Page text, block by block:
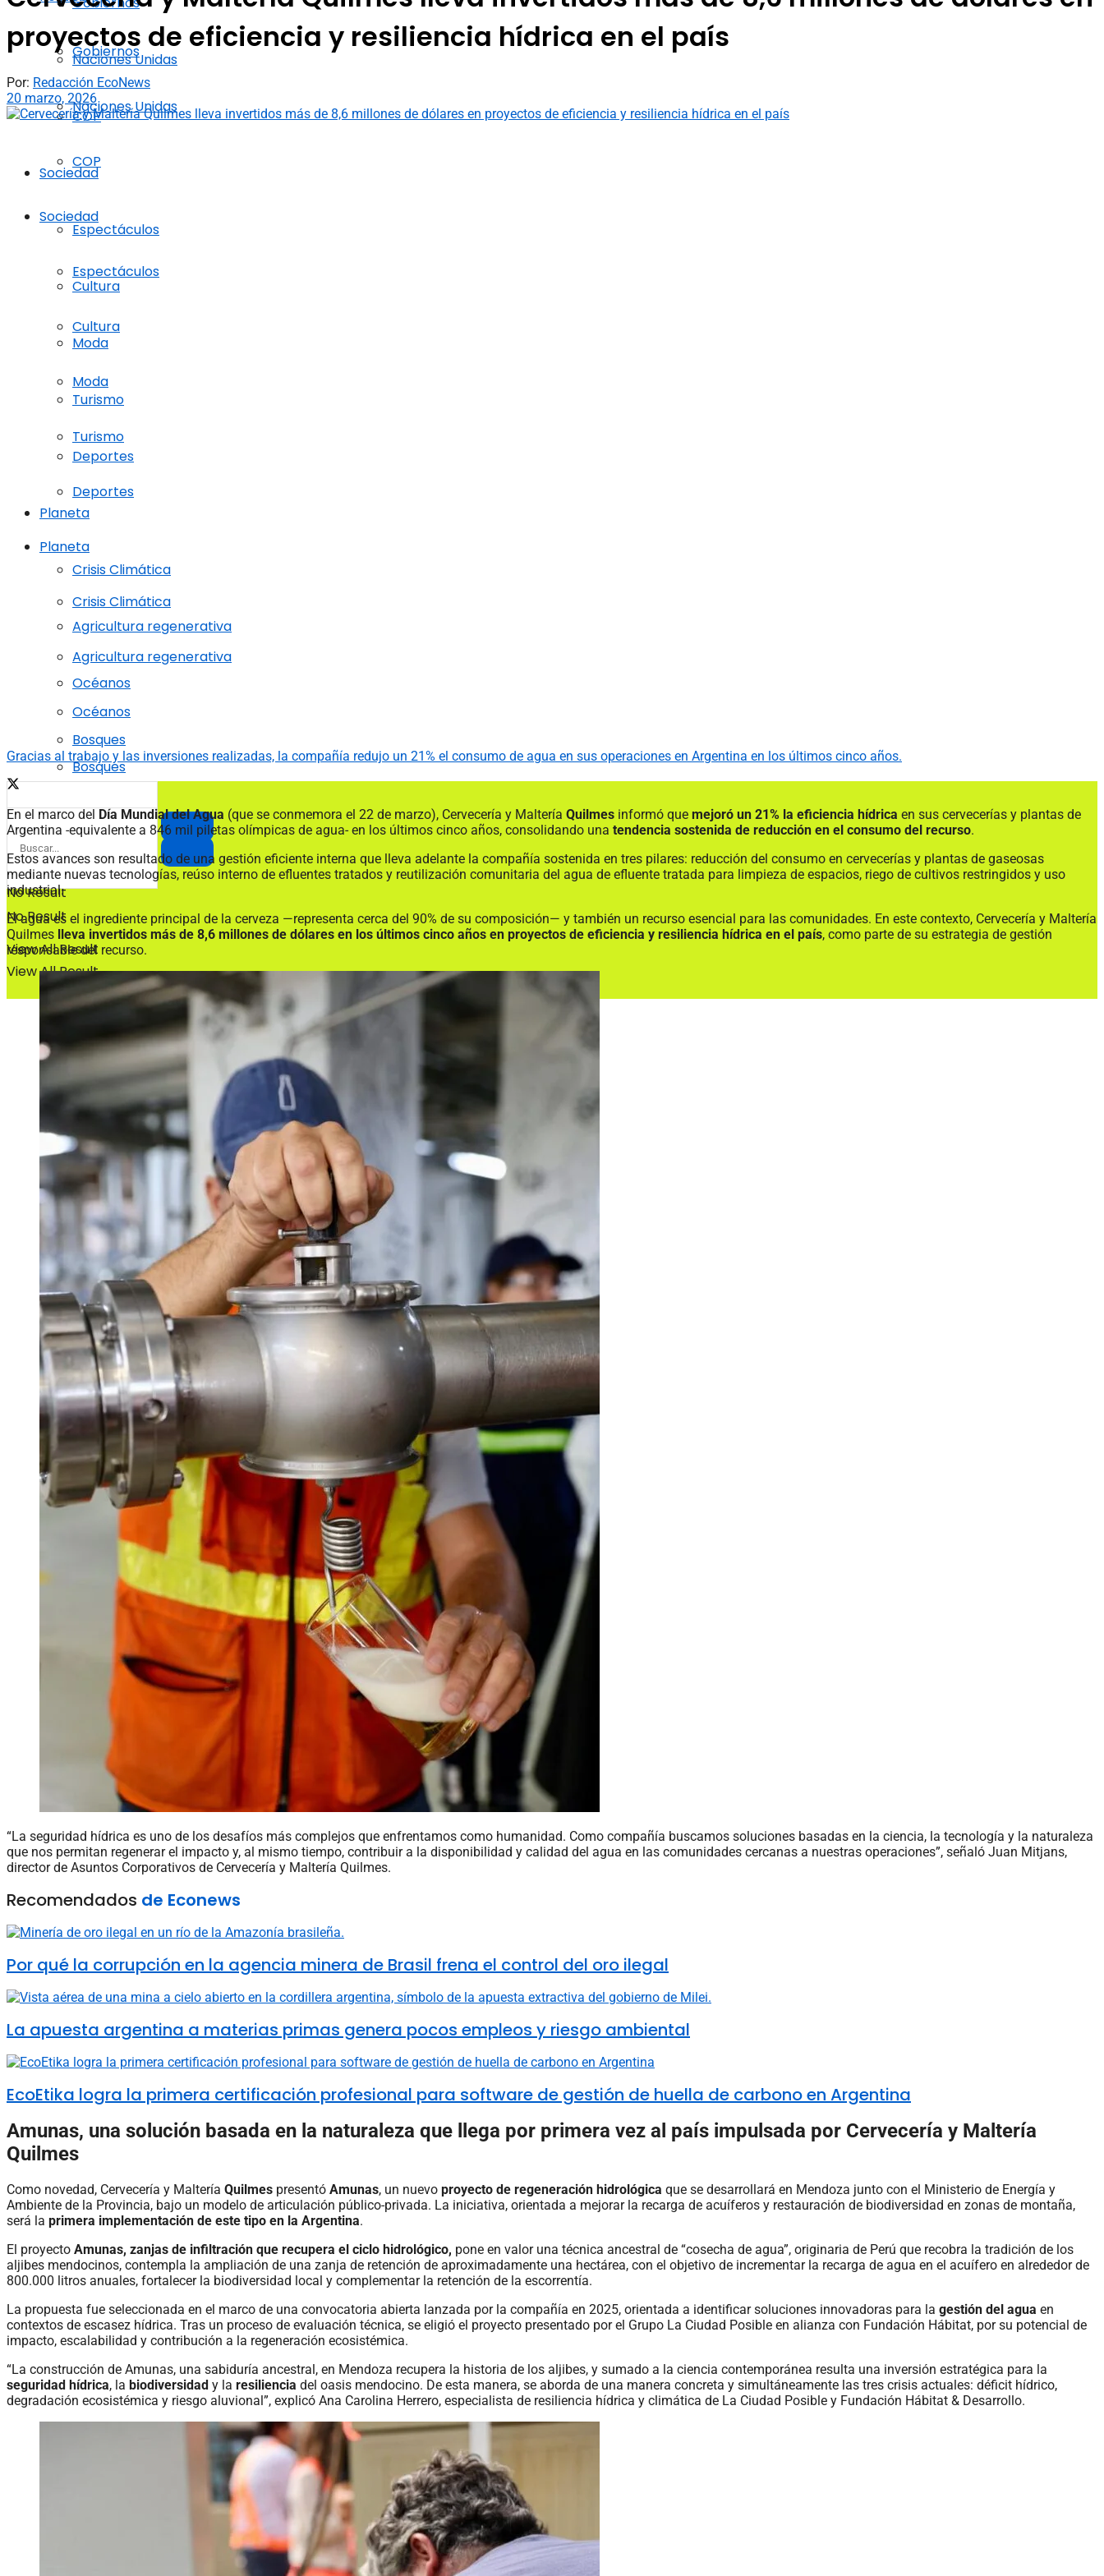
Naciones Unidas
COP
Sociedad
Espectáculos
Cultura
Moda
Turismo
Deportes
Planeta
Crisis Climática
Agricultura regenerativa
Océanos
Bosques
No Result
View All Result
Gobiernos
Naciones Unidas
COP
Sociedad
Espectáculos
Cultura
Moda
Turismo
Deportes
Planeta
Crisis Climática
Agricultura regenerativa
Océanos
Bosques
No Result
View All Result
proyectos de eficiencia y resiliencia hídrica en el país
Por: Redacción EcoNews
20 marzo, 2026
Gracias al trabajo y las inversiones realizadas, la compañía redujo un 21% el consumo de agua en sus operaciones en Argentina en los últimos cinco años.
En el marco del Día Mundial del Agua (que se conmemora el 22 de marzo), Cervecería y Maltería Quilmes informó que mejoró un 21% la eficiencia hídrica en sus cervecerías y plantas de
Argentina -equivalente a 846 mil piletas olímpicas de agua- en los últimos cinco años, consolidando una tendencia sostenida de reducción en el consumo del recurso.
Estos avances son resultado de una gestión eficiente interna que lleva adelante la compañía sostenida en tres pilares: reducción del consumo en cervecerías y plantas de gaseosas
mediante nuevas tecnologías, reúso interno de efluentes tratados y reutilización comunitaria del agua de efluente tratada para limpieza de espacios, riego de cultivos restringidos y uso
industrial.
El agua es el ingrediente principal de la cerveza —representa cerca del 90% de su composición— y también un recurso esencial para las comunidades. En este contexto, Cervecería y Maltería
Quilmes lleva invertidos más de 8,6 millones de dólares en los últimos cinco años en proyectos de eficiencia y resiliencia hídrica en el país, como parte de su estrategia de gestión
responsable del recurso.
“La seguridad hídrica es uno de los desafíos más complejos que enfrentamos como humanidad. Como compañía buscamos soluciones basadas en la ciencia, la tecnología y la naturaleza
que nos permitan regenerar el impacto y, al mismo tiempo, contribuir a la disponibilidad y calidad del agua en las comunidades cercanas a nuestras operaciones”, señaló Juan Mitjans,
director de Asuntos Corporativos de Cervecería y Maltería Quilmes.
Recomendados de Econews
Por qué la corrupción en la agencia minera de Brasil frena el control del oro ilegal
La apuesta argentina a materias primas genera pocos empleos y riesgo ambiental
EcoEtika logra la primera certificación profesional para software de gestión de huella de carbono en Argentina
Amunas, una solución basada en la naturaleza que llega por primera vez al país impulsada por Cervecería y Maltería
Quilmes
Como novedad, Cervecería y Maltería Quilmes presentó Amunas, un nuevo proyecto de regeneración hidrológica que se desarrollará en Mendoza junto con el Ministerio de Energía y
Ambiente de la Provincia, bajo un modelo de articulación público-privada. La iniciativa, orientada a mejorar la recarga de acuíferos y restauración de biodiversidad en zonas de montaña,
será la primera implementación de este tipo en la Argentina.
El proyecto Amunas, zanjas de infiltración que recupera el ciclo hidrológico, pone en valor una técnica ancestral de “cosecha de agua”, originaria de Perú que recobra la tradición de los
aljibes mendocinos, contempla la ampliación de una zanja de retención de aproximadamente una hectárea, con el objetivo de incrementar la recarga de agua en el acuífero en alrededor de
800.000 litros anuales, fortalecer la biodiversidad local y complementar la retención de la escorrentía.
La propuesta fue seleccionada en el marco de una convocatoria abierta lanzada por la compañía en 2025, orientada a identificar soluciones innovadoras para la gestión del agua en
contextos de escasez hídrica. Tras un proceso de evaluación técnica, se eligió el proyecto presentado por el Grupo La Ciudad Posible en alianza con Fundación Hábitat, por su potencial de
impacto, escalabilidad y contribución a la regeneración ecosistémica.
“La construcción de Amunas, una sabiduría ancestral, en Mendoza recupera la historia de los aljibes, y sumado a la ciencia contemporánea resulta una inversión estratégica para la
seguridad hídrica, la biodiversidad y la resiliencia del oasis mendocino. De esta manera, se aborda de una manera concreta y simultáneamente las tres crisis actuales: déficit hídrico,
degradación ecosistémica y riesgo aluvional”, explicó Ana Carolina Herrero, especialista de resiliencia hídrica y climática de La Ciudad Posible y Fundación Hábitat & Desarrollo.